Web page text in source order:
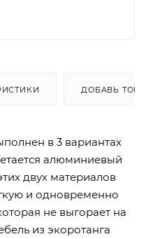
ДОБАВЬ
в 3 вариантах
алюминиевый
двух материалов
и одновременно
не выгорает на
из экоротанга